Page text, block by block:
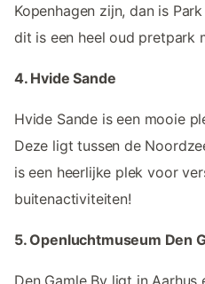
Kopenhagen zijn, dan is
dit is een heel oud pretpark
4. Hvide Sande
Hvide Sande is een mooie
Deze ligt tussen de
is een heerlijke plek voor
buitenactiviteiten!
5. Openluchtmuseum Den
Den Gamle By ligt in